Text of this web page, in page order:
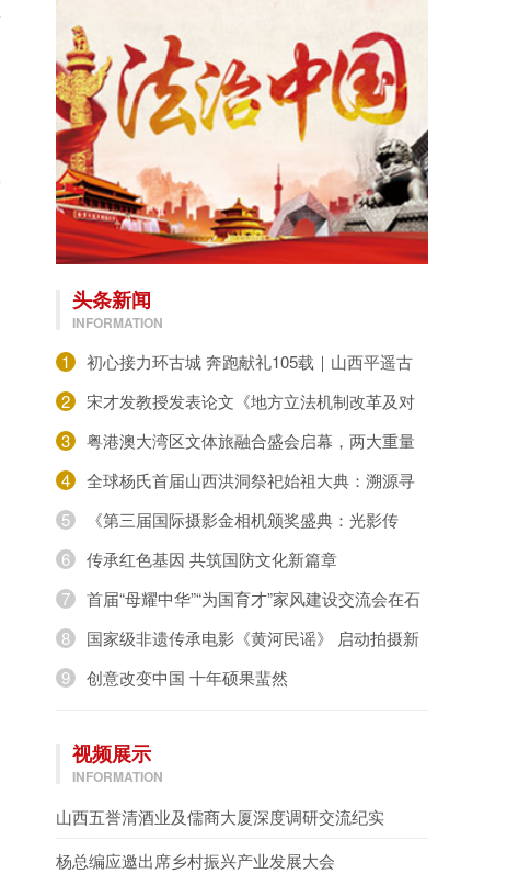
头条新闻
INFORMATION
1
初心接力环古城 奔跑献礼105载｜山西平遥古
2
宋才发教授发表论文《地方立法机制改革及对
3
粤港澳大湾区文体旅融合盛会启幕，两大重量
4
全球杨氏首届山西洪洞祭祀始祖大典：溯源寻
5
《第三届国际摄影金相机颁奖盛典：光影传
6
传承红色基因 共筑国防文化新篇章
7
首届“母耀中华”“为国育才”家风建设交流会在石
8
国家级非遗传承电影《黄河民谣》 启动拍摄新
9
创意改变中国 十年硕果蜚然
视频展示
INFORMATION
山西五誉清酒业及儒商大厦深度调研交流纪实
杨总编应邀出席乡村振兴产业发展大会